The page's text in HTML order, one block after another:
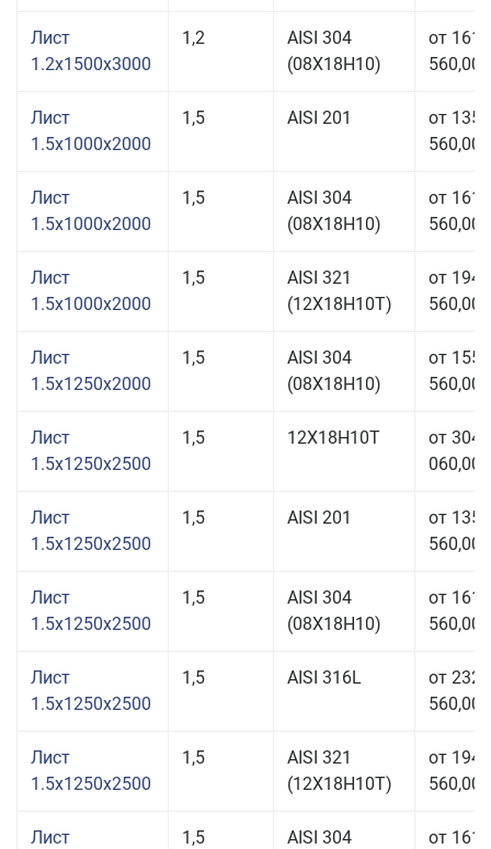
Лист
1.2x1500x3000
1,2
AISI 304
(08Х18Н10)
от 161
560,00
Лист
1.5x1000x2000
1,5 AISI 201
от 135
560,00
Лист
1.5x1000x2000
1,5
AISI 304
(08Х18Н10)
от 161
560,00
Лист
1.5x1000x2000
1,5
AISI 321
(12Х18Н10Т)
от 194
560,00
Лист
1.5x1250x2000
1,5
AISI 304
(08Х18Н10)
от 155
560,00
Лист
1.5x1250x2500
1,5 12Х18Н10Т
от 304
060,00
Лист
1.5x1250x2500
1,5 AISI 201
от 135
560,00
Лист
1.5x1250x2500
1,5
AISI 304
(08Х18Н10)
от 161
560,00
Лист
1.5x1250x2500
1,5 AISI 316L
от 232
560,00
Лист
1.5x1250x2500
1,5
AISI 321
(12Х18Н10Т)
от 194
560,00
Лист
1,5
AISI 304
от 161